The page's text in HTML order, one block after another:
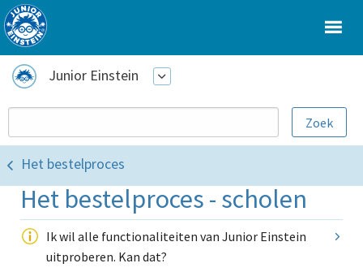
Junior Einstein
Het bestelproces
Het bestelproces - scholen
Ik wil alle functionaliteiten van Junior Einstein
uitproberen. Kan dat?